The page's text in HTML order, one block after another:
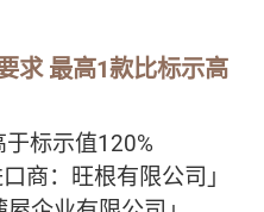
求 最高1款比标示高
标示值120%
商：旺根有限公司」